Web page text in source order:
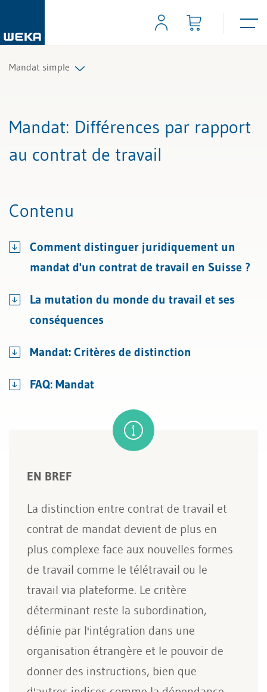
Mandat simple
Mandat: Différences par rapport
au contrat de travail
Contenu
Comment distinguer juridiquement un
mandat d'un contrat de travail en Suisse ?
La mutation du monde du travail et ses
conséquences
Mandat: Critères de distinction
FAQ: Mandat
EN BREF
La distinction entre contrat de travail et
contrat de mandat devient de plus en
plus complexe face aux nouvelles formes
de travail comme le télétravail ou le
travail via plateforme. Le critère
déterminant reste la subordination,
définie par l'intégration dans une
organisation étrangère et le pouvoir de
donner des instructions, bien que